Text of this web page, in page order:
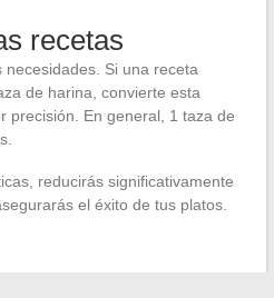
recetas
Si una receta
de harina, convierte esta
precisión. En general, 1 taza de
reducirás significativamente
el éxito de tus platos.